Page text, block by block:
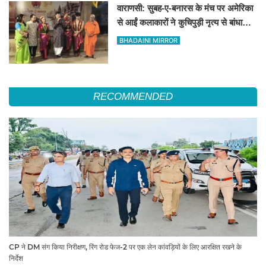
वाराणसी: सुबह-ए-बनारस के मंच पर अमेरिका
से आईं कलाकारों ने कुचिपुड़ी नृत्य से बांधा
समां
BHADAINI MIRROR
RECOMMENDED
CP ने DM संग किया निरीक्षण, रिंग रोड फेज-2 पर एक लेन कांवड़ियों के लिए आरक्षित रखने के
निर्देश